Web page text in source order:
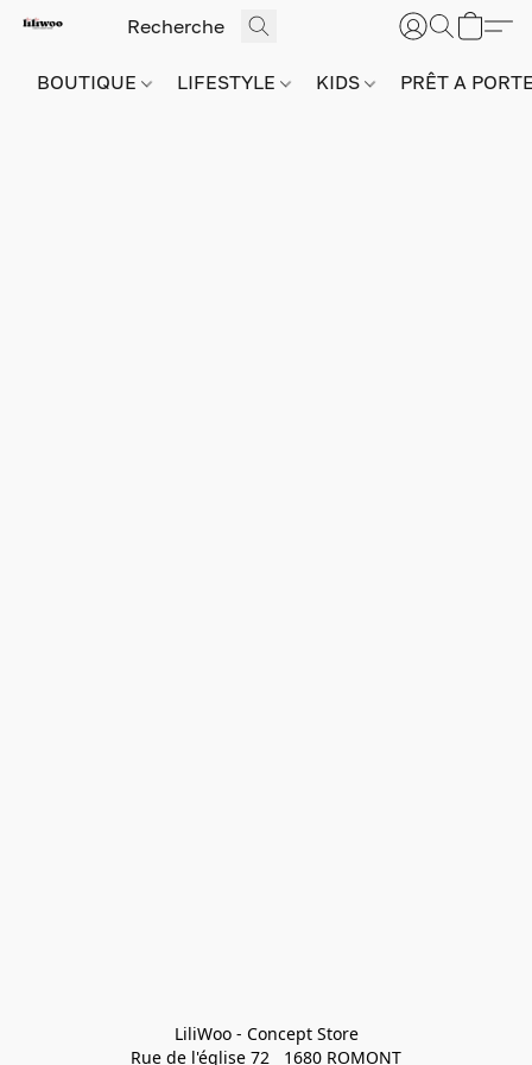
BOUTIQUE LIFESTYLE KIDS PRÊT A
LiliWoo - Concept Store
Rue de l'église 72   1680 ROMONT